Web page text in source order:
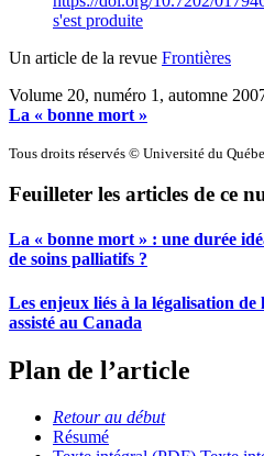
s'est produite
Un article de la revue Frontières
Volume 20, numéro 1, automne
La « bonne mort »
Tous droits réservés © Université du
Feuilleter les articles de ce
La « bonne mort » : une durée
de soins palliatifs ?
Les enjeux liés à la légalisation de
assisté au Canada
Plan de l’article
Retour au début
Résumé